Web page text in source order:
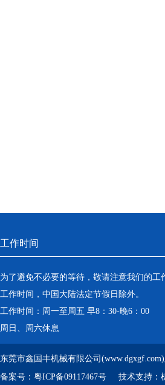
工作时间
为了避免不必要的等待，敬请注意我们的工
工作时间，中国大陆法定节假日除外。
工作时间：周一至周五 早8：30-晚6：00
周日、周六休息
东莞市鑫国丰机械有限公司
备案号： 粤ICP备09117467号 技术支持：